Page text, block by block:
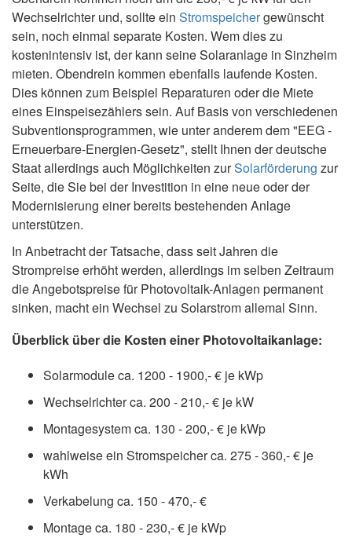
Wechselrichter und, sollte ein Stromspeichergewünscht
sein, noch einmal separate Kosten. Wem dies zu
kostenintensiv ist, der kann seine Solaranlage in Sinzheim
mieten. Obendrein kommen ebenfalls laufende Kosten.
Dies können zum Beispiel Reparaturen oder die Miete
eines Einspeisezählers sein. Auf Basis von verschiedenen
Subventionsprogrammen, wie unter anderem dem "EEG -
Erneuerbare-Energien-Gesetz", stellt Ihnen der deutsche
Staat allerdings auch Möglichkeiten zurSolarförderung zur
Seite, die Sie bei der Investition in eine neue oder der
Modernisierung einer bereits bestehenden Anlage
unterstützen.
In Anbetracht der Tatsache, dass seit Jahren die
Strompreise erhöht werden, allerdings im selben Zeitraum
die Angebotspreise für Photovoltaik-Anlagen permanent
sinken, macht ein Wechsel zu Solarstrom allemal Sinn.
Überblick über die Kosten einer Photovoltaikanlage:
Solarmodule ca. 1200 - 1900,- € je kWp
Wechselrichter ca. 200 - 210,- € je kW
Montagesystem ca. 130 - 200,- € je kWp
wahlweise ein Stromspeicher ca. 275 - 360,- € je
kWh
Verkabelung ca. 150 - 470,- €
Montage ca. 180 - 230,- € je kWp